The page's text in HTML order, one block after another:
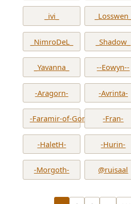
_ivi_ _Losswen_
_NimroDeL_ _Shadow_
_Yavanna_ --Eowyn--
-Aragorn- -Avrinta-
-Faramir-of-Gondor- -Fran-
-HaletH- -Hurin-
-Morgoth- @ruisaal